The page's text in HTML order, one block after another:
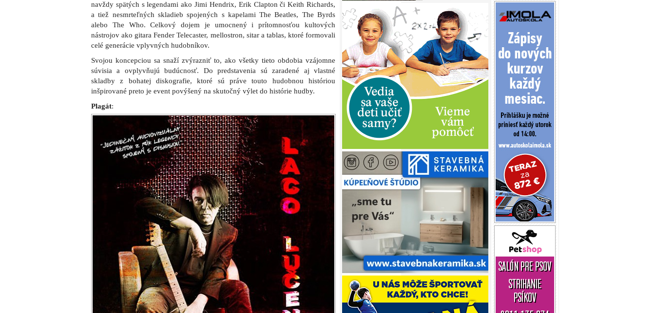
navždy spätých s legendami ako Jimi Hendrix, Erik Clapton či Keith Richards,
a tiež nesmrteľných skladieb spojených s kapelami The Beatles, The Byrds
alebo The Who. Celkový dojem je umocnený i prítomnosťou kultových
nástrojov ako gitara Fender Telecaster, mellostron, sitar a tablas, ktoré formovali
celé generácie vplyvných hudobníkov.
Svojou koncepciou sa snaží zvýrazniť to, ako všetky tieto obdobia vzájomne
súvisia a ovplyvňujú budúcnosť. Do predstavenia sú zaradené aj vlastné
skladby z bohatej diskografie, ktoré sú práve touto hudobnou históriou
inšpirované preto je event povýšený na skutočný výlet do histórie hudby.
Plagát: